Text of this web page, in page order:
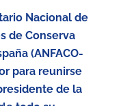
Nacional de
de Conserva
(ANFACO-
para reunirse
de la